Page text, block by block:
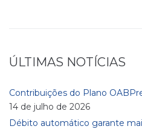
ÚLTIMAS NOTÍCIAS
Contribuições do Plano
14 de julho de 2026
Débito automático garante